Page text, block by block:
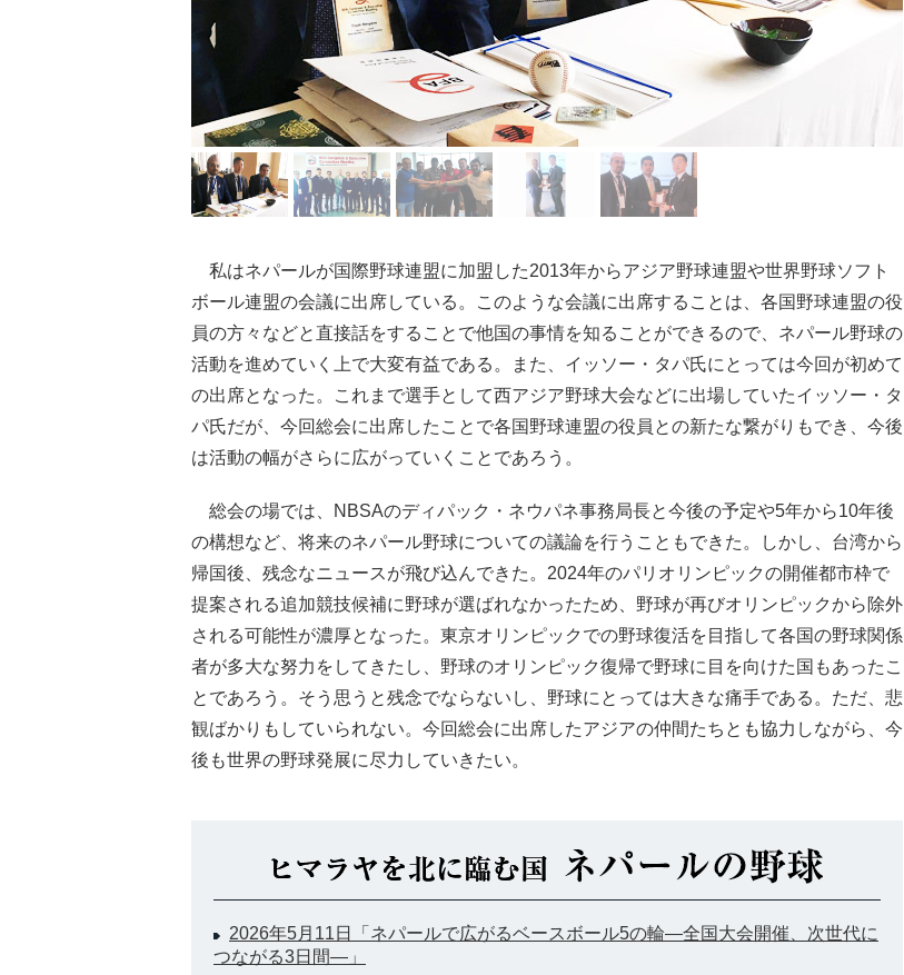
私はネパールが国際野球連盟に加盟した2013年からアジア野球連盟や世界野球ソフト
ボール連盟の会議に出席している。このような会議に出席することは、各国野球連盟の役
員の方々などと直接話をすることで他国の事情を知ることができるので、ネパール野球の
活動を進めていく上で大変有益である。また、イッソー・タパ氏にとっては今回が初めて
の出席となった。これまで選手として西アジア野球大会などに出場していたイッソー・タ
パ氏だが、今回総会に出席したことで各国野球連盟の役員との新たな繋がりもでき、今後
は活動の幅がさらに広がっていくことであろう。
総会の場では、NBSAのディパック・ネウパネ事務局長と今後の予定や5年から10年後
の構想など、将来のネパール野球についての議論を行うこともできた。しかし、台湾から
帰国後、残念なニュースが飛び込んできた。2024年のパリオリンピックの開催都市枠で
提案される追加競技候補に野球が選ばれなかったため、野球が再びオリンピックから除外
される可能性が濃厚となった。東京オリンピックでの野球復活を目指して各国の野球関係
者が多大な努力をしてきたし、野球のオリンピック復帰で野球に目を向けた国もあったこ
とであろう。そう思うと残念でならないし、野球にとっては大きな痛手である。ただ、悲
観ばかりもしていられない。今回総会に出席したアジアの仲間たちとも協力しながら、今
後も世界の野球発展に尽力していきたい。
2026年5月11日「ネパールで広がるベースボール5の輪―全国大会開催、次世代に
つながる3日間―」